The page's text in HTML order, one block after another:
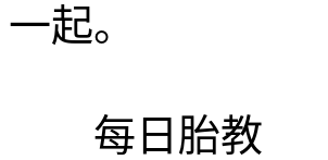
一起。
每日胎教 唱